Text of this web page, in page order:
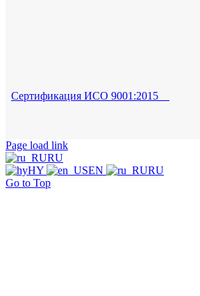
Сертификация ИСО 9001:2015
Page load link
RU
HY
EN
RU
Go to Top